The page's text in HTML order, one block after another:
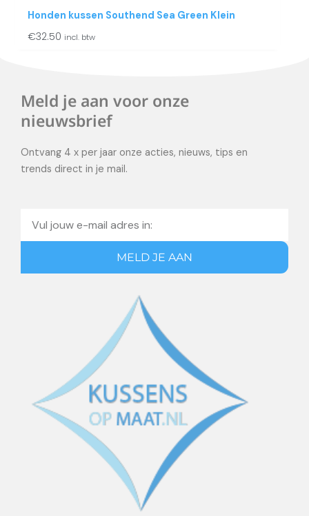
Honden kussen Southend Sea Green Klein
€32.50 incl. btw
Meld je aan voor onze
nieuwsbrief
Ontvang 4 x per jaar onze acties, nieuws, tips en
trends direct in je mail.
MELD JE AAN